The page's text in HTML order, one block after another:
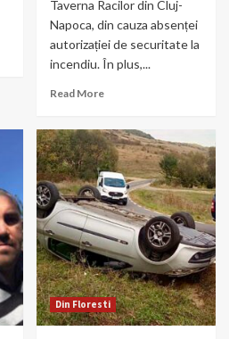
Taverna Racilor din Cluj-
Napoca, din cauza absenței
autorizației de securitate la
incendiu. În plus,...
Read More
Din Floresti